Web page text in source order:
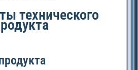
технического